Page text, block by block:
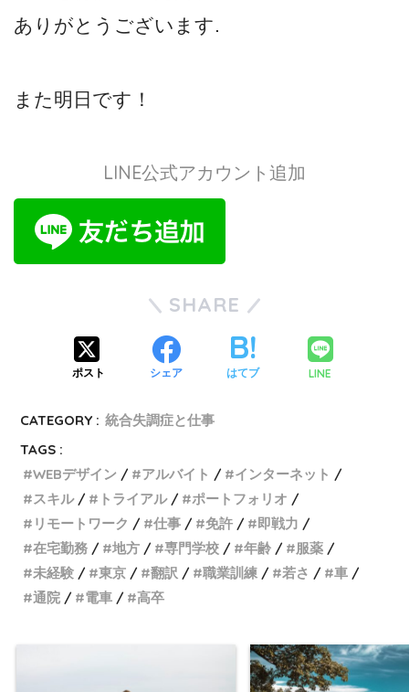
ありがとうございます.
また明日です！
LINE公式アカウント追加
SHARE
ポスト シェア はてブ LINE
CATEGORY : 統合失調症と仕事
TAGS :
WEBデザイン
アルバイト
インターネット
スキル
トライアル
ポートフォリオ
リモートワーク
仕事 免許
即戦力
在宅勤務
地方 専門学校 年齢
服薬
未経験
東京 翻訳 職業訓練 若さ
車
通院
電車 高卒